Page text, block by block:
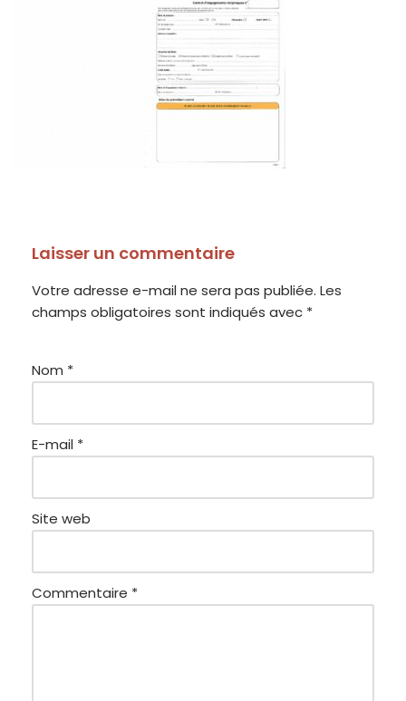
Laisser un commentaire
Votre adresse e-mail ne sera pas publiée. Les
champs obligatoires sont indiqués avec *
Nom *
E-mail *
Site web
Commentaire *